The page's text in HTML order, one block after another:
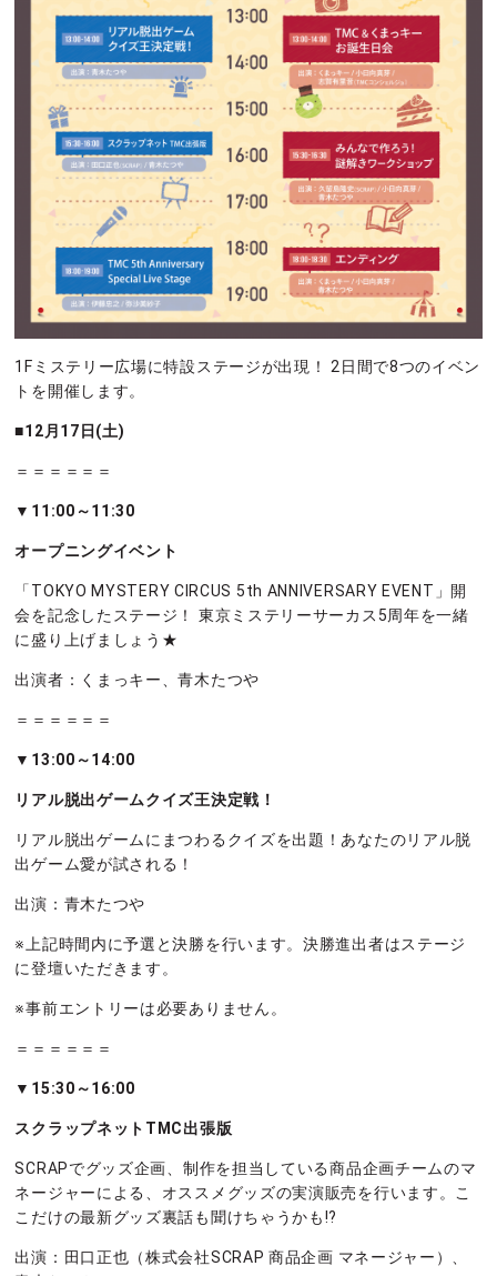
1Fミステリー広場に特設ステージが出現！ 2日間で8つのイベン
トを開催します。
■12月17日(土)
＝＝＝＝＝＝
▼11:00～11:30
オープニングイベント
「TOKYO MYSTERY CIRCUS 5th ANNIVERSARY EVENT」開
会を記念したステージ！ 東京ミステリーサーカス5周年を一緒
に盛り上げましょう★
出演者：くまっキー、青木たつや
＝＝＝＝＝＝
▼13:00～14:00
リアル脱出ゲームクイズ王決定戦！
リアル脱出ゲームにまつわるクイズを出題！あなたのリアル脱
出ゲーム愛が試される！
出演：青木たつや
※上記時間内に予選と決勝を行います。決勝進出者はステージ
に登壇いただきます。
※事前エントリーは必要ありません。
＝＝＝＝＝＝
▼15:30～16:00
スクラップネットTMC出張版
SCRAPでグッズ企画、制作を担当している商品企画チームのマ
ネージャーによる、オススメグッズの実演販売を行います。こ
こだけの最新グッズ裏話も聞けちゃうかも!?
出演：田口正也（株式会社SCRAP 商品企画 マネージャー）、